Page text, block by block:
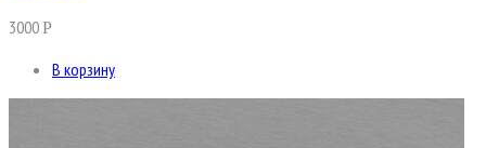
3000Р
В корзину